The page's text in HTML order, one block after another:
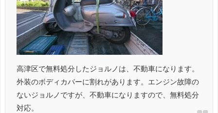
高津区で無料処分したジョルノは、不動車になります。
外装のボディカバーに割れがあります。エンジン故障の
ないジョルノですが、不動車になりますので、無料処分
対応。